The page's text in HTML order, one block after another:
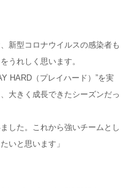
新型コロナウイルスの感染者も
うれしく思います。
HARD（プレイハード）”を実
大きく成長できたシーズンだっ
した。これから強いチームとし
いと思います」